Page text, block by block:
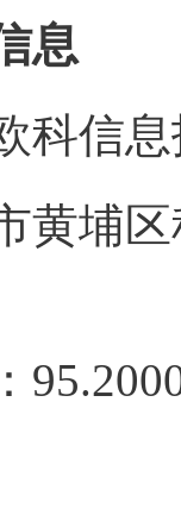
息
科信
黄埔